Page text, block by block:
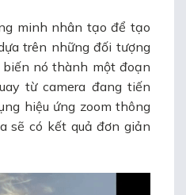
minh nhân tạo để tạo
trên những đối tượng
nó thành một đoạn
từ camera đang tiến
hiệu ứng zoom thông
sẽ có kết quả đơn giản